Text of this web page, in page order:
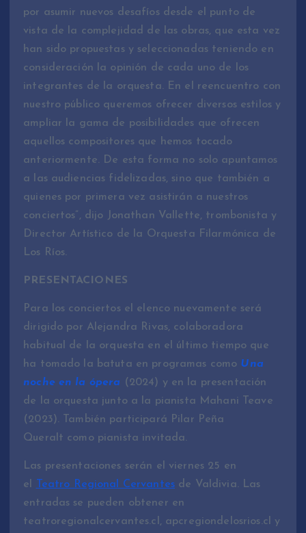
por asumir nuevos desafíos desde el punto de
vista de la complejidad de las obras, que esta vez
han sido propuestas y seleccionadas teniendo en
consideración la opinión de cada uno de los
integrantes de la orquesta. En el reencuentro con
nuestro público queremos ofrecer diversos estilos y
ampliar la gama de posibilidades que ofrecen
aquellos compositores que hemos tocado
anteriormente. De esta forma no solo apuntamos
a las audiencias fidelizadas, sino que también a
quienes por primera vez asistirán a nuestros
conciertos”, dijo Jonathan Vallette, trombonista y
Director Artístico de la Orquesta Filarmónica de
Los Ríos.
PRESENTACIONES
Para los conciertos el elenco nuevamente será
dirigido por Alejandra Rivas, colaboradora
habitual de la orquesta en el último tiempo que
ha tomado la batuta en programas como Una
noche en la ópera (2024) y en la presentación
de la orquesta junto a la pianista Mahani Teave
(2023). También participará Pilar Peña
Queralt como pianista invitada.
Las presentaciones serán el viernes 25 en
el
Teatro Regional Cervantes de Valdivia. Las
entradas se pueden obtener en
teatroregionalcervantes.cl, apcregiondelosrios.cl y